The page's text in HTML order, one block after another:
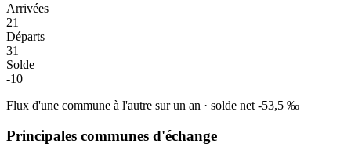
Arrivées
21
Départs
31
Solde
-10
Flux d'une commune à l'autre sur un an · solde net -53,5 ‰
Principales communes d'échange